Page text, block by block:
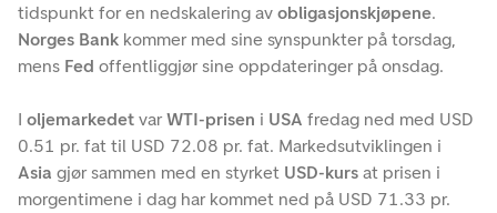
tidspunkt for en nedskalering av obligasjonskjøpene.
Norges Bank kommer med sine synspunkter på torsdag,
mens Fed offentliggjør sine oppdateringer på onsdag.
I oljemarkedet var WTI-prisen i USA fredag ned med USD
0.51 pr. fat til USD 72.08 pr. fat. Markedsutviklingen i
Asia gjør sammen med en styrket USD-kurs at prisen i
morgentimene i dag har kommet ned på USD 71.33 pr.